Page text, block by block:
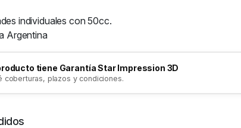
individuales con 50cc.
Argentina
tiene Garantía Star Impression 3D
coberturas, plazos y condiciones.